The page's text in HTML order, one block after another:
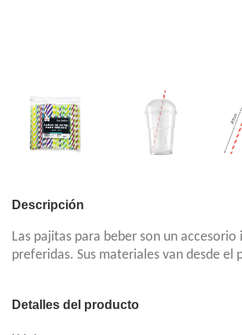
Descripción
Las pajitas para beber son un
preferidas. Sus materiales van desde
Detalles del producto